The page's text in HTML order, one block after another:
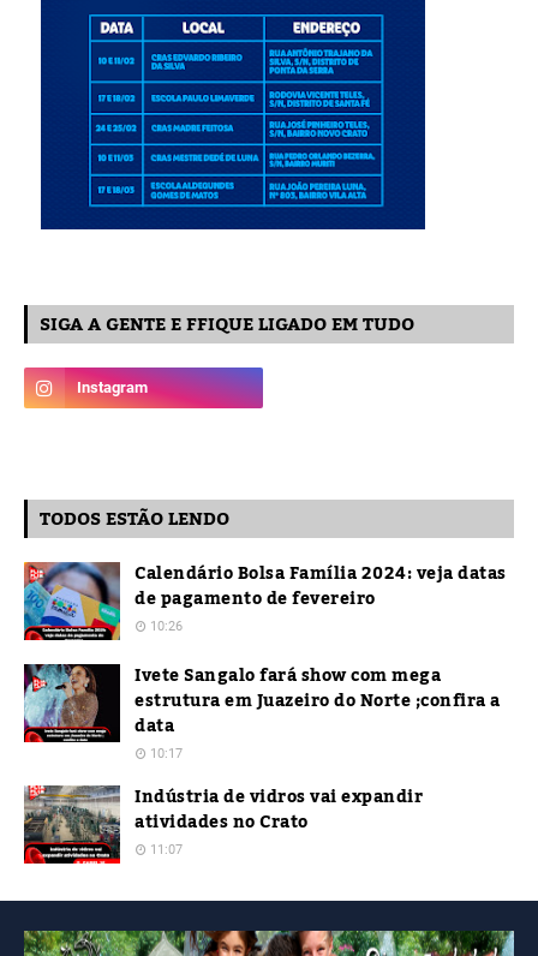
SIGA A GENTE E FFIQUE LIGADO EM TUDO
TODOS ESTÃO LENDO
Calendário Bolsa Família 2024: veja datas
de pagamento de fevereiro
10:26
Ivete Sangalo fará show com mega
estrutura em Juazeiro do Norte ;confira a
data
10:17
Indústria de vidros vai expandir
atividades no Crato
11:07